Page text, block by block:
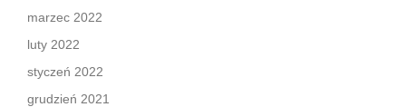
marzec 2022
luty 2022
styczeń 2022
grudzień 2021